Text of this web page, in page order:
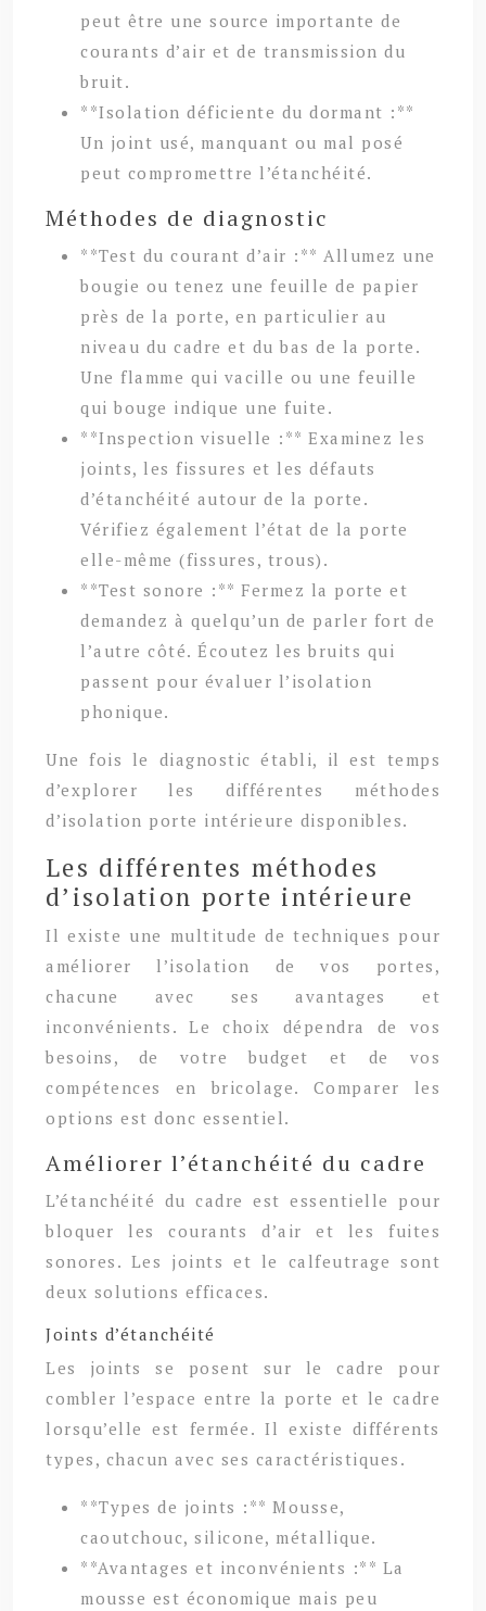
peut être une source importante de
courants d’air et de transmission du
bruit.
**Isolation déficiente du dormant :**
Un joint usé, manquant ou mal posé
peut compromettre l’étanchéité.
Méthodes de diagnostic
**Test du courant d’air :** Allumez une
bougie ou tenez une feuille de papier
près de la porte, en particulier au
niveau du cadre et du bas de la porte.
Une flamme qui vacille ou une feuille
qui bouge indique une fuite.
**Inspection visuelle :** Examinez les
joints, les fissures et les défauts
d’étanchéité autour de la porte.
Vérifiez également l’état de la porte
elle-même (fissures, trous).
**Test sonore :** Fermez la porte et
demandez à quelqu’un de parler fort de
l’autre côté. Écoutez les bruits qui
passent pour évaluer l’isolation
phonique.
Une fois le diagnostic établi, il est temps
d’explorer les différentes méthodes
d’isolation porte intérieure disponibles.
Les différentes méthodes
d’isolation porte intérieure
Il existe une multitude de techniques pour
améliorer l’isolation de vos portes,
chacune avec ses avantages et
inconvénients. Le choix dépendra de vos
besoins, de votre budget et de vos
compétences en bricolage. Comparer les
options est donc essentiel.
Améliorer l’étanchéité du cadre
L’étanchéité du cadre est essentielle pour
bloquer les courants d’air et les fuites
sonores. Les joints et le calfeutrage sont
deux solutions efficaces.
Joints d’étanchéité
Les joints se posent sur le cadre pour
combler l’espace entre la porte et le cadre
lorsqu’elle est fermée. Il existe différents
types, chacun avec ses caractéristiques.
**Types de joints :** Mousse,
caoutchouc, silicone, métallique.
**Avantages et inconvénients :** La
mousse est économique mais peu